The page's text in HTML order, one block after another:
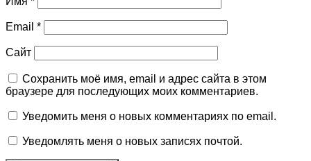
Email *
Сайт
Сохранить моё имя, email и адрес сайта в этом
браузере для последующих моих комментариев.
Уведомить меня о новых комментариях по email.
Уведомлять меня о новых записях почтой.